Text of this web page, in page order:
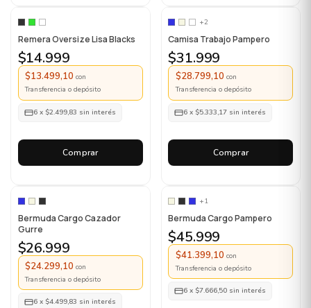
Remera Oversize Lisa Blacks
$14.999
$13.499,10 con
Transferencia o depósito
6 x $2.499,83 sin interés
Comprar
+2
Camisa Trabajo Pampero
$31.999
$28.799,10 con
Transferencia o depósito
6 x $5.333,17 sin interés
Comprar
Bermuda Cargo Cazador
Gurre
$26.999
$24.299,10 con
Transferencia o depósito
6 x $4.499,83 sin interés
+1
Bermuda Cargo Pampero
$45.999
$41.399,10 con
Transferencia o depósito
6 x $7.666,50 sin interés